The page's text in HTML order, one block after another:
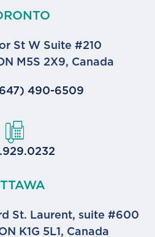
St W Suite #210
M5S 2X9, Canada
490-6509
St. Laurent, suite #600
K1G 5L1, Canada